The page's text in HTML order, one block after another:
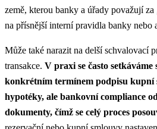
země, kterou banky a úřady považují
na přísnější interní pravidla banky nebo
Může také narazit na delší schvalovací
transakce. V praxi se často setkáváme
konkrétním termínem podpisu kupní
hypotéky, ale bankovní compliance
dokumenty, čímž se celý proces